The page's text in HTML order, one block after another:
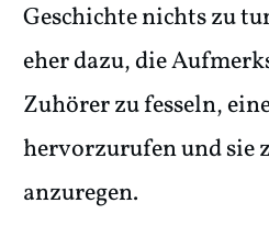
Geschichte nichts zu
eher dazu, die
Zuhörer zu fesseln,
hervorzurufen und sie
anzuregen.